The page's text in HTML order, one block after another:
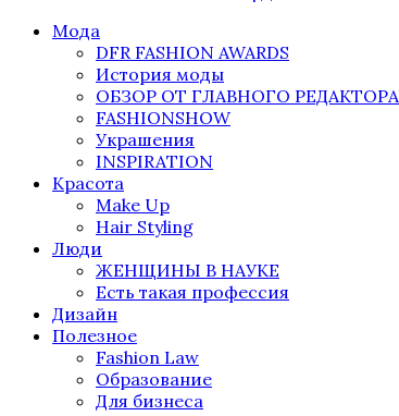
Мода
DFR FASHION AWARDS
История моды
ОБЗОР ОТ ГЛАВНОГО РЕДАКТОРА
FASHIONSHOW
Украшения
INSPIRATION
Красота
Make Up
Hair Styling
Люди
ЖЕНЩИНЫ В НАУКЕ
Есть такая профессия
Дизайн
Полезное
Fashion Law
Образование
Для бизнеса